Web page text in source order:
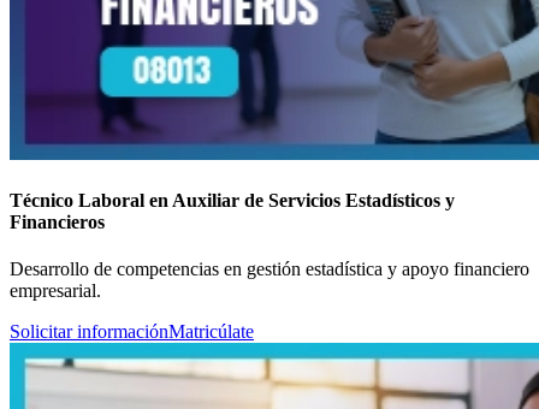
Técnico Laboral en Auxiliar de Servicios Estadísticos y
Financieros
Desarrollo de competencias en gestión estadística y apoyo financiero
empresarial.
Solicitar informaciónMatricúlate